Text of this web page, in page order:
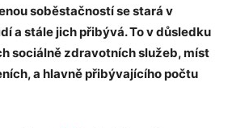
soběstačností se stará v
a stále jich přibývá. To v důsledku
sociálně zdravotních služeb, míst
a hlavně přibývajícího počtu